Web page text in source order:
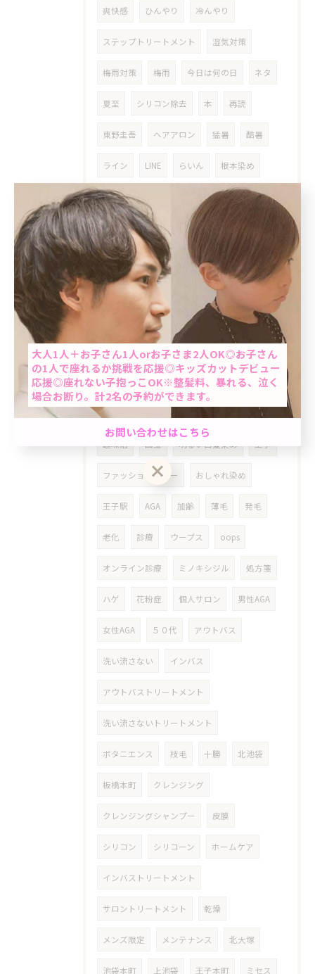
爽快感 ひんやり 冷んやり
ステップトリートメント 湿気対策
梅雨対策 梅雨 今日は何の日 ネタ
夏至 シリコン除去 本 再読
東野圭吾 ヘアアロン 猛暑 酷暑
ライン LINE らいん 根本染め
女性 明るめ白髪染め
東十条 乾燥対策 シニア 高齢者
おばちゃんパーマ ミントベル
マリンブルーシャンプー 60歳以上
６０代 ７０代 真夏
だるさ 疲れ 気分転換 お知らせ
リタッチヘアカラー ベビーカー
ベビーカーOK
趣味活 国宝 明るい白髪染め 王子
ファッションカラー おしゃれ染め
王子駅 AGA 加齢 薄毛 発毛
老化 診療 ウープス oops
オンライン診療 ミノキシジル 処方箋
ハゲ 花粉症 個人サロン 男性AGA
女性AGA ５０代 アウトバス
洗い流さない インバス
アウトバストリートメント
洗い流さないトリートメント
ボタニエンス 枝毛 十勝 北池袋
板橋本町 クレンジング
クレンジングシャンプー 皮膜
シリコン シリコーン ホームケア
インバストリートメント
サロントリートメント 乾燥
メンズ限定 メンテナンス 北大塚
池袋本町 上池袋 王子本町 ミセス
当日予約OK
大人1人＋お子さん1人orお子さま2人OK◎お子さん
の1人で座れるか挑戦を応援◎キッズカットデビュー
応援◎座れない子抱っこOK※整髪料、暴れる、泣く
場合お断り。計2名の予約ができます。
お問い合わせはこちら
男性限定★最短60分で完了のクイック白髪染め＆カ
ット☆「ちょっと気になる…」を気軽にケア。週末
前におすすめ◎自然で清潔感のある仕上がり☆